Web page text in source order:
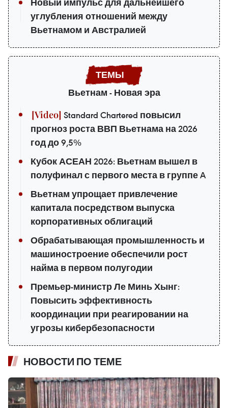
Новый импульс для дальнейшего
углубления отношений между
Вьетнамом и Австралией
Вьетнам - Новая эра
Standard Chartered повысил
прогноз роста ВВП Вьетнама на 2026
год до 9,5%
Кубок АСЕАН 2026: Вьетнам вышел в
полуфинал с первого места в группе A
Вьетнам упрощает привлечение
капитала посредством выпуска
корпоративных облигаций
Обрабатывающая промышленность и
машиностроение обеспечили рост
найма в первом полугодии
Премьер-министр Ле Минь Хынг:
Повысить эффективность
координации при реагировании на
угрозы кибербезопасности
НОВОСТИ ПО ТЕМЕ